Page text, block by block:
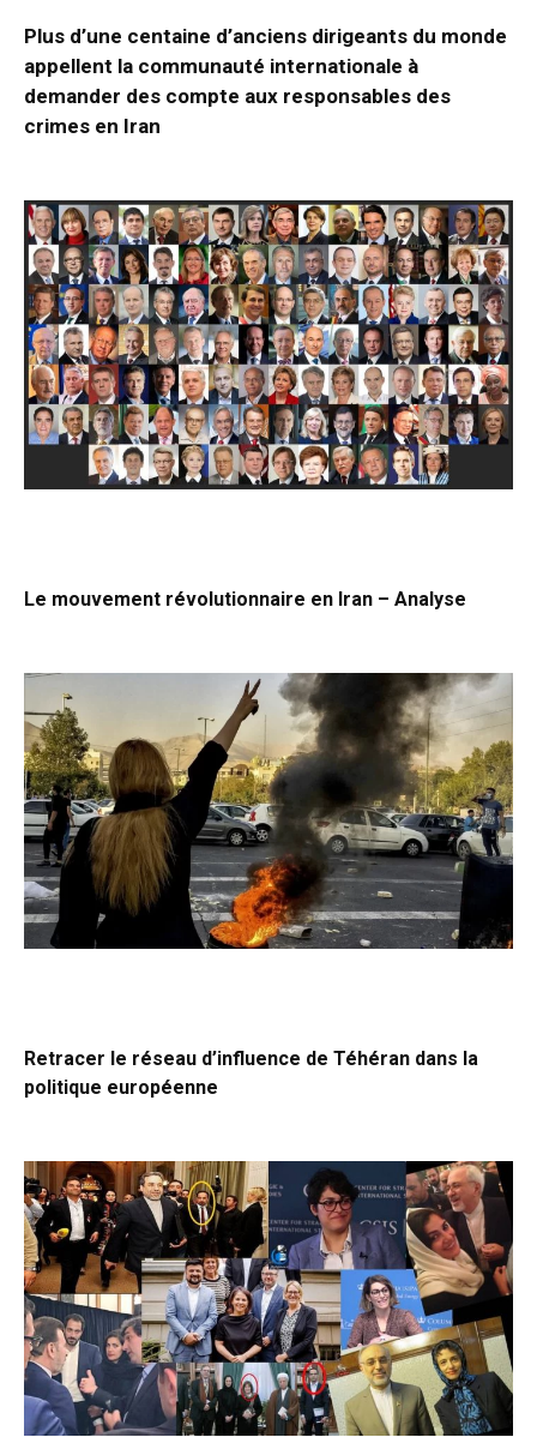
Plus d’une centaine d’anciens dirigeants du monde
appellent la communauté internationale à
demander des compte aux responsables des
crimes en Iran
Le mouvement révolutionnaire en Iran – Analyse
Retracer le réseau d’influence de Téhéran dans la
politique européenne